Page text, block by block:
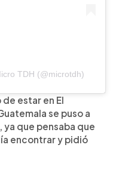
TDH (@microtdh)
estar en El
se puso a
que pensaba que
encontrar y pidió